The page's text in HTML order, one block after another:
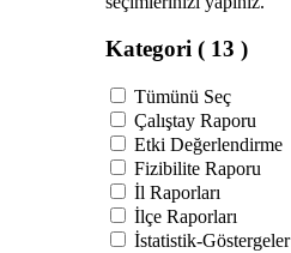
Kategori ( 13 )
Tümünü Seç
Çalıştay Raporu
Etki Değerlendirme
Fizibilite Raporu
İl Raporları
İlçe Raporları
İstatistik-Göstergeler